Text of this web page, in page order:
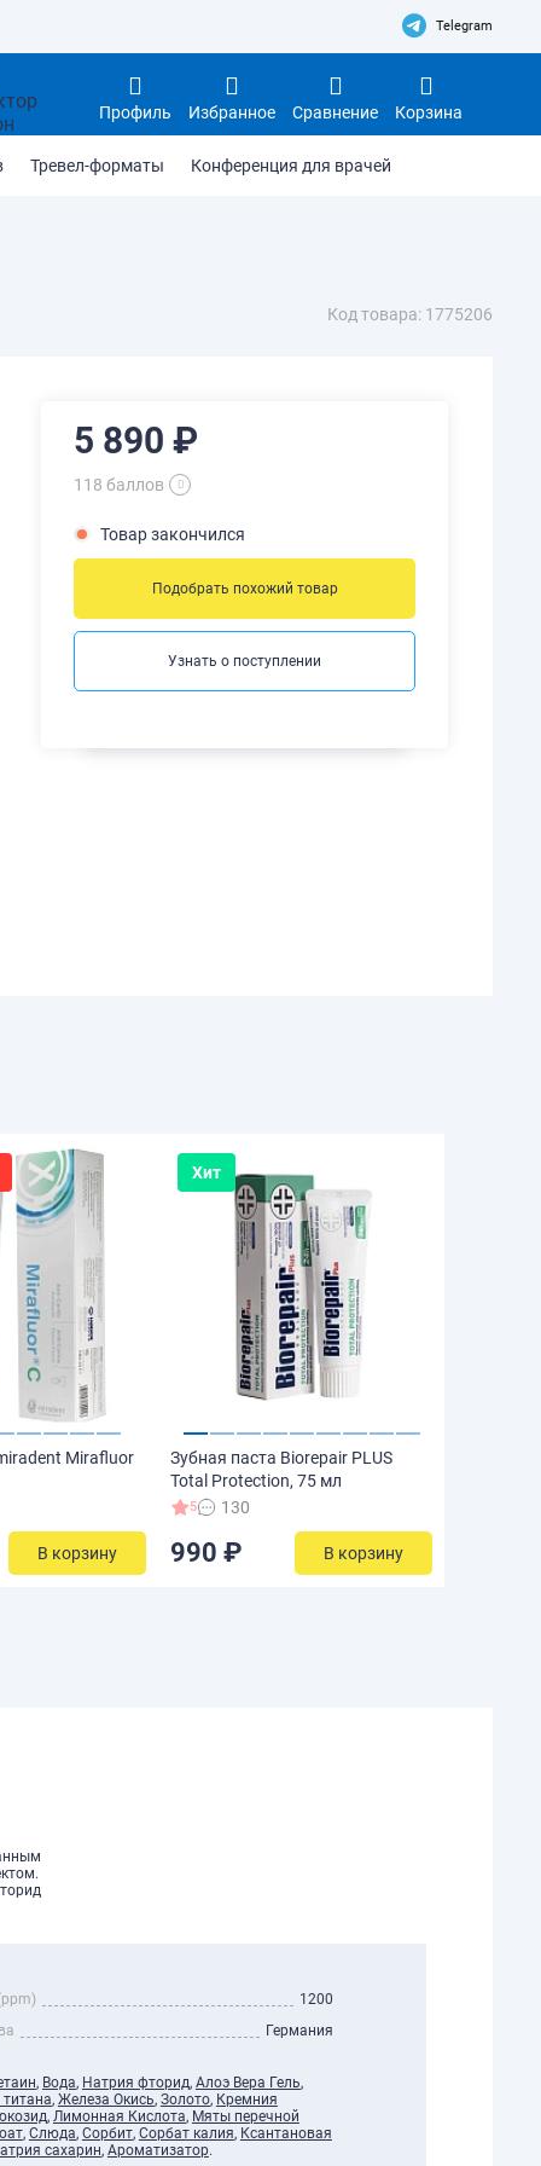
Telegram
Профиль Избранное Сравнение Корзина
Тревел-форматы Конференция для врачей
Код товара: 1775206
5 890 ₽
118 баллов
Товар закончился
Подобрать похожий товар
Узнать о поступлении
Mirafluor
В корзину
Хит
Зубная паста Biorepair PLUS
Total Protection, 75 мл
5 130
990 ₽ В корзину
1200
Германия
, Вода, Натрия фторид, Алоэ Вера Гель,
, Железа Окись, Золото, Кремния
, Лимонная Кислота, Мяты перечной
, Слюда, Сорбит, Сорбат калия, Ксантановая
сахарин, Ароматизатор.